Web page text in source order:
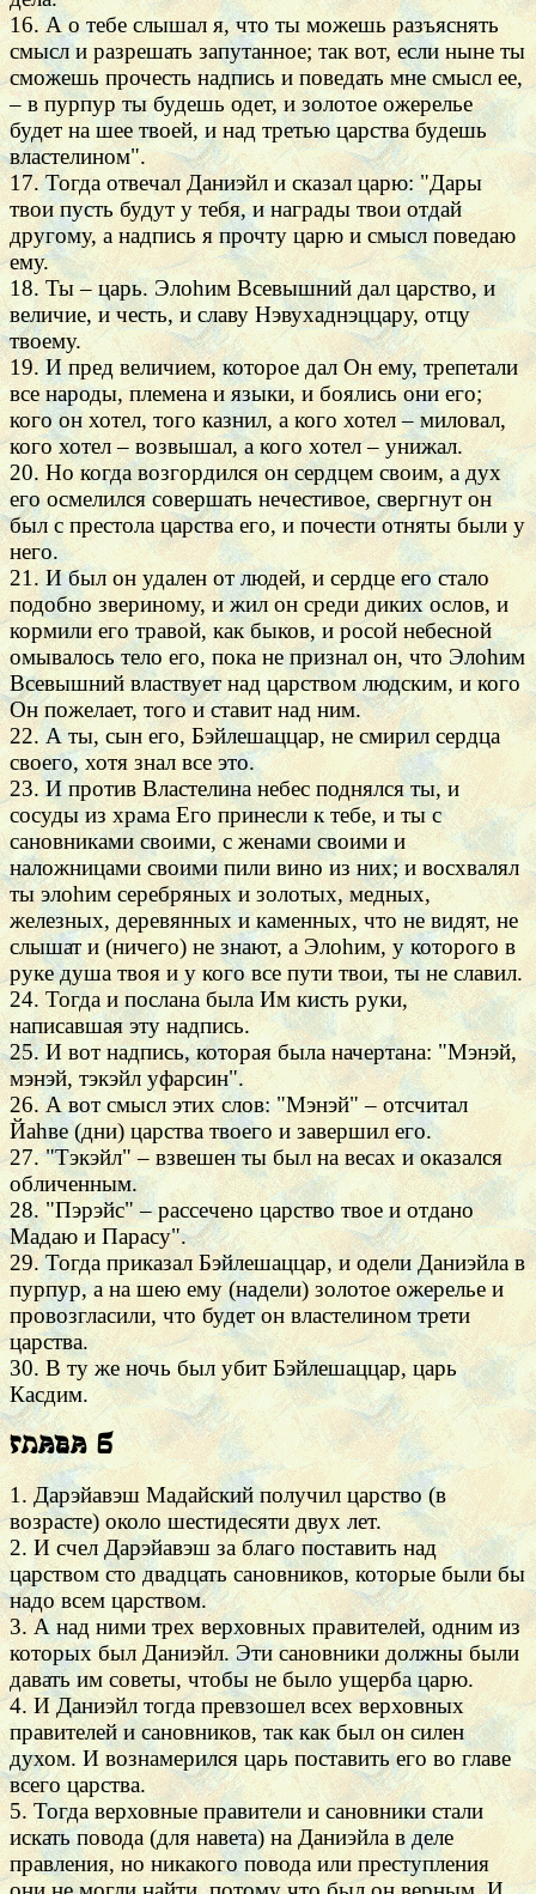
16. А о тебе слышал я, что ты можешь разъяснять
смысл и разрешать запутанное; так вот, если ныне ты
сможешь прочесть надпись и поведать мне смысл ее,
– в пурпур ты будешь одет, и золотое ожерелье
будет на шее твоей, и над третью царства будешь
властелином".
17. Тогда отвечал Даниэйл и сказал царю: "Дары
твои пусть будут у тебя, и награды твои отдай
другому, а надпись я прочту царю и смысл поведаю
ему.
18. Ты – царь. Элоhим Всевышний дал царство, и
величие, и честь, и славу Нэвухаднэццару, отцу
твоему.
19. И пред величием, которое дал Он ему, трепетали
все народы, племена и языки, и боялись они его;
кого он хотел, того казнил, а кого хотел – миловал,
кого хотел – возвышал, а кого хотел – унижал.
20. Но когда возгордился он сердцем своим, а дух
его осмелился совершать нечестивое, свергнут он
был с престола царства его, и почести отняты были у
него.
21. И был он удален от людей, и сердце его стало
подобно звериному, и жил он среди диких ослов, и
кормили его травой, как быков, и росой небесной
омывалось тело его, пока не признал он, что Элоhим
Всевышний властвует над царством людским, и кого
Он пожелает, того и ставит над ним.
22. А ты, сын его, Бэйлешаццар, не смирил сердца
своего, хотя знал все это.
23. И против Властелина небес поднялся ты, и
сосуды из храма Его принесли к тебе, и ты с
сановниками своими, с женами своими и
наложницами своими пили вино из них; и восхвалял
ты элоhим серебряных и золотых, медных,
железных, деревянных и каменных, что не видят, не
слышат и (ничего) не знают, а Элоhим, у которого в
руке душа твоя и у кого все пути твои, ты не славил.
24. Тогда и послана была Им кисть руки,
написавшая эту надпись.
25. И вот надпись, которая была начертана: "Мэнэй,
мэнэй, тэкэйл уфарсин".
26. А вот смысл этих слов: "Мэнэй" – отсчитал
Йаhве (дни) царства твоего и завершил его.
27. "Тэкэйл" – взвешен ты был на весах и оказался
обличенным.
28. "Пэрэйс" – рассечено царство твое и отдано
Мадаю и Парасу".
29. Тогда приказал Бэйлешаццар, и одели Даниэйла в
пурпур, а на шею ему (надели) золотое ожерелье и
провозгласили, что будет он властелином трети
царства.
30. В ту же ночь был убит Бэйлешаццар, царь
Касдим.
Глава 6
1. Дарэйавэш Мадайский получил царство (в
возрасте) около шестидесяти двух лет.
2. И счел Дарэйавэш за благо поставить над
царством сто двадцать сановников, которые были бы
надо всем царством.
3. А над ними трех верховных правителей, одним из
которых был Даниэйл. Эти сановники должны были
давать им советы, чтобы не было ущерба царю.
4. И Даниэйл тогда превзошел всех верховных
правителей и сановников, так как был он силен
духом. И вознамерился царь поставить его во главе
всего царства.
5. Тогда верховные правители и сановники стали
искать повода (для навета) на Даниэйла в деле
правления, но никакого повода или преступления